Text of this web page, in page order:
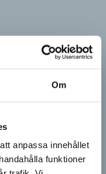
Om
anpassa innehållet
funktioner